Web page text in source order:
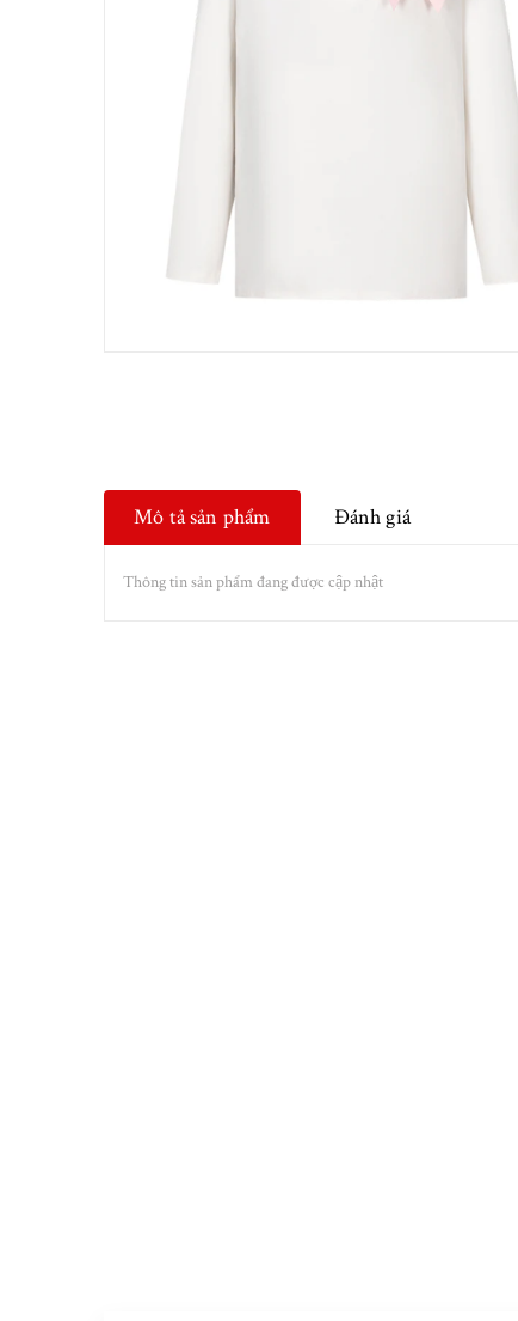
Mô tả sản phẩm Đánh giá
Thông tin sản phẩm đang được cập nhật